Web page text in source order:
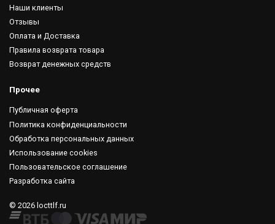
Наши клиенты
Отзывы
Оплата и Доставка
Правила возврата товара
Возврат денежных средств
Прочее
Публичная оферта
Политика конфиденциальности
Обработка персональных данных
Использование cookies
Пользовательское соглашение
Разработка сайта
© 2026 locttlf.ru